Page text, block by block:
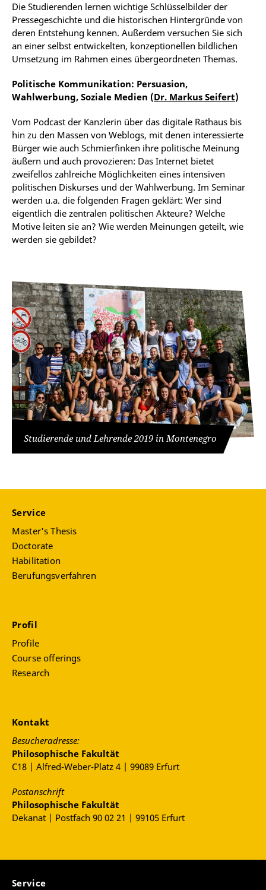
Die Studierenden lernen wichtige Schlüsselbilder der
Pressegeschichte und die historischen Hintergründe von
deren Entstehung kennen. Außerdem versuchen Sie sich
an einer selbst entwickelten, konzeptionellen bildlichen
Umsetzung im Rahmen eines übergeordneten Themas.
Politische Kommunikation: Persuasion,
Wahlwerbung, Soziale Medien (Dr. Markus Seifert)
Vom Podcast der Kanzlerin über das digitale Rathaus bis
hin zu den Massen von Weblogs, mit denen interessierte
Bürger wie auch Schmierfinken ihre politische Meinung
äußern und auch provozieren: Das Internet bietet
zweifellos zahlreiche Möglichkeiten eines intensiven
politischen Diskurses und der Wahlwerbung. Im Seminar
werden u.a. die folgenden Fragen geklärt: Wer sind
eigentlich die zentralen politischen Akteure? Welche
Motive leiten sie an? Wie werden Meinungen geteilt, wie
werden sie gebildet?
Studierende und Lehrende 2019 in Montenegro
Service
Master's Thesis
Doctorate
Habilitation
Berufungsverfahren
Profil
Profile
Course offerings
Research
Kontakt
Besucheradresse:
Philosophische Fakultät
C18 | Alfred-Weber-Platz 4 | 99089 Erfurt
Postanschrift
Philosophische Fakultät
Dekanat | Postfach 90 02 21 | 99105 Erfurt
Service